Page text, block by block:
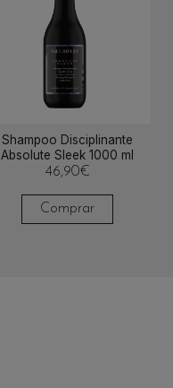
Shampoo Disciplinante
Absolute Sleek 1000 ml
46,90€
Comprar